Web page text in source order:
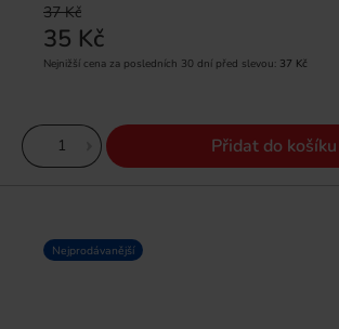
37 Kč
35 Kč
Nejnižší cena za posledních 30 dní před slevou: 37 Kč
Přidat do košíku
Nejprodávanější